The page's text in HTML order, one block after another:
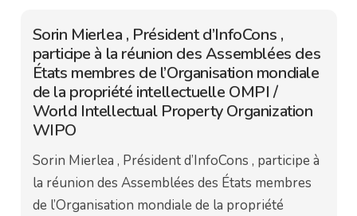
Sorin Mierlea , Président d’InfoCons ,
participe à la réunion des Assemblées des
États membres de l’Organisation mondiale
de la propriété intellectuelle OMPI /
World Intellectual Property Organization
WIPO
Sorin Mierlea , Président d’InfoCons , participe à
la réunion des Assemblées des États membres
de l’Organisation mondiale de la propriété